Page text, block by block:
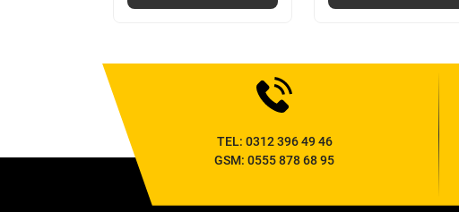
TEL: 0312 396 49 46
GSM:0555 878 68 95